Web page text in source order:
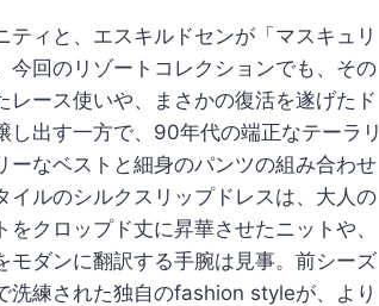
ィと、エスキルドセンが「マスキュリ
今回のリゾートコレクションでも、その
ース使いや、まさかの復活を遂げたド
し出す一方で、90年代の端正なテーラリ
ーなベストと細身のパンツの組み合わせ
ルのシルクスリップドレスは、大人の
クロップド丈に昇華させたニットや、
ダンに翻訳する手腕は見事。前シーズ
洗練された独自のfashion styleが、より